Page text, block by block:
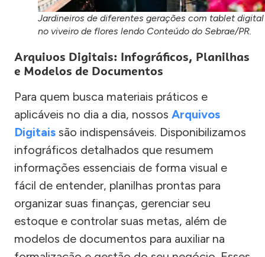
Jardineiros de diferentes gerações com tablet digital
no viveiro de flores lendo Conteúdo do Sebrae/PR.
Arquivos Digitais: Infográficos, Planilhas
e Modelos de Documentos
Para quem busca materiais práticos e
aplicáveis no dia a dia, nossos Arquivos
Digitais são indispensáveis. Disponibilizamos
infográficos detalhados que resumem
informações essenciais de forma visual e
fácil de entender, planilhas prontas para
organizar suas finanças, gerenciar seu
estoque e controlar suas metas, além de
modelos de documentos para auxiliar na